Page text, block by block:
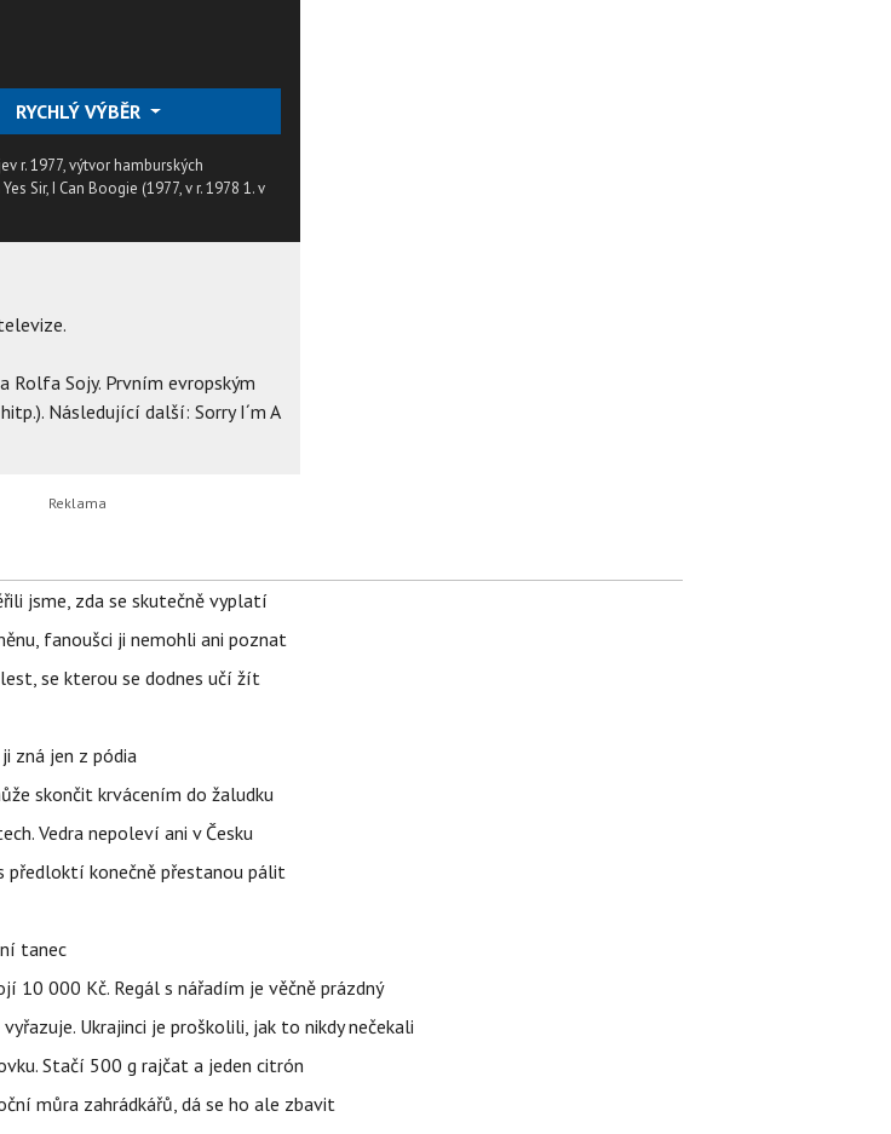
RYCHLÝ VÝBĚR
r. 1977, výtvor hamburských
Sir, I Can Boogie (1977, v r. 1978 1. v
Rolfa Sojy. Prvním evropským
Následující další: Sorry I´m A
jsme, zda se skutečně vyplatí
fanoušci ji nemohli ani poznat
se kterou se dodnes učí žít
zná jen z pódia
skončit krvácením do žaludku
Vedra nepoleví ani v Česku
předloktí konečně přestanou pálit
tanec
10 000 Kč. Regál s nářadím je věčně prázdný
Ukrajinci je proškolili, jak to nikdy nečekali
Stačí 500 g rajčat a jeden citrón
můra zahrádkářů, dá se ho ale zbavit